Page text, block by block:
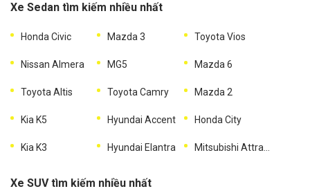
Xe Sedan tìm kiếm nhiều nhất
Honda Civic Mazda 3 Toyota Vios
Nissan Almera MG5 Mazda 6
Toyota Altis Toyota Camry Mazda 2
Kia K5 Hyundai Accent Honda City
Kia K3 Hyundai Elantra
Xe SUV tìm kiếm nhiều nhất